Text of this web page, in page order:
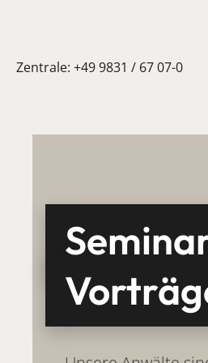
Zentrale: +49 9831 / 67 07-0